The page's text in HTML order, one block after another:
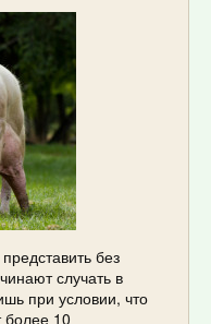
без
случать в
при условии, что
более 10